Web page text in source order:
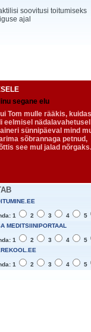
soovitusi toitumiseks
ajal
segane elu
Tom mulle rääkis,
eelmisel nädalavahetusel
sünnipäeval mind
sõbrannaga petnud,
see mul jalad nõrgaks.
1 2 3 4
5
MEDITSIINIPORTAAL
1 2 3 4
5
1 2 3 4 5